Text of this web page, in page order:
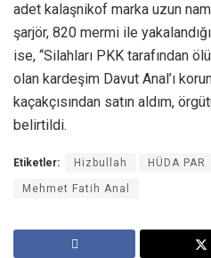
adet kalaşnikof marka uzun
şarjör, 820 mermi ile
ise, “Silahları PKK tarafından
olan kardeşim Davut Anal’ı
kaçakçısından satın aldım,
belirtildi.
Etiketler: Hizbullah HÜDA PAR
Mehmet Fatih Anal